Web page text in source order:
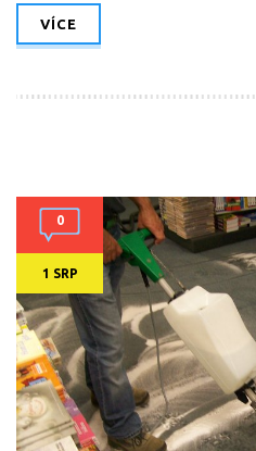
VÍCE
0
1 SRP